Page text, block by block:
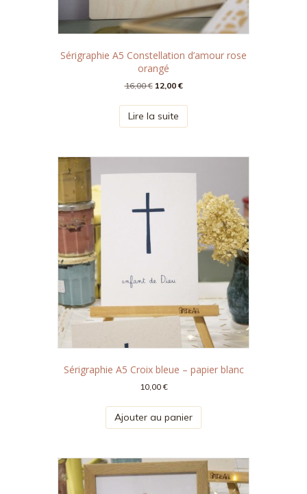
Sérigraphie A5 Constellation d’amour rose
orangé
16,00€ Le
initial
était :
12,00 €Le
actuel
Lire la suite
Sérigraphie A5 Croix bleue – papier blanc
10,00€
Ajouter au panier